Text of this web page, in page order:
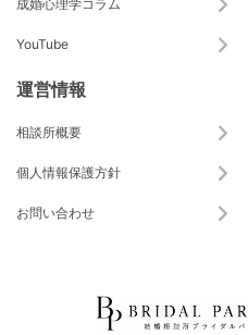
YouTube
運営情報
相談所概要
個人情報保護方針
お問い合わせ